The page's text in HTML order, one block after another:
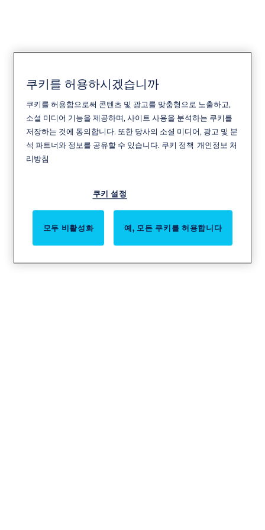
SARGENT
쿠키를 허용하시겠습니까
쿠키를 허용함으로써 콘텐츠 및 광고를 맞춤형으로 노출하고,
소셜 미디어 기능을 제공하며, 사이트 사용을 분석하는 쿠키를
저장하는 것에 동의합니다. 또한 당사의 소셜 미디어, 광고 및 분
석 파트너와 정보를 공유할 수 있습니다. 쿠키 정책 개인정보 처
리방침
쿠키 설정
모두 비활성화 예, 모든 쿠키를 허용합니다